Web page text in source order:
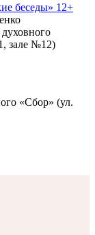
беседы» 12+
зале №12)
«Сбор» (ул.